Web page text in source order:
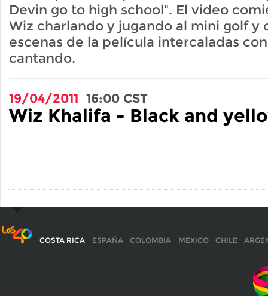
Devin go to high school". El video
Wiz charlando y jugando al mini golf y
escenas de la película intercaladas
cantando.
19/04/2011 16:00 CST
Wiz Khalifa - Black and
COSTA RICA ESPAÑA COLOMBIA MEXICO CHILE